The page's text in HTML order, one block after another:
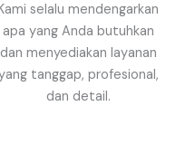
selalu mendengarkan
apa yang Anda butuhkan
dan menyediakan layanan
tanggap, profesional,
dan detail.